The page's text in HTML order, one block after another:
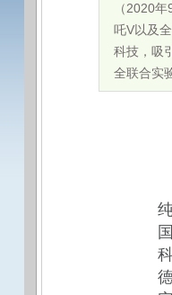
（2020
吒V以及
科技，吸
全联合实